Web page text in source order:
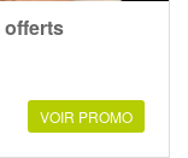
offerts
VOIR PROMO